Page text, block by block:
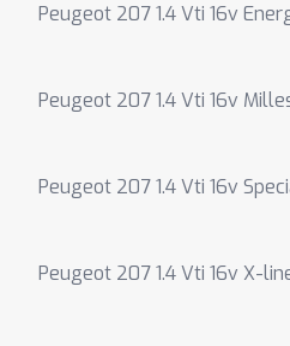
Peugeot 207 1.4 Vti 16v
Peugeot 207 1.4 Vti 16v
Peugeot 207 1.4 Vti 16v
Peugeot 207 1.4 Vti 16v X-